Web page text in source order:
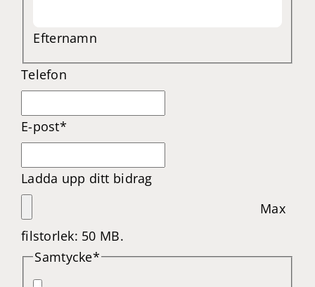
Efternamn
Telefon
E-post*
Ladda upp ditt bidrag
Max
filstorlek: 50 MB.
Samtycke*